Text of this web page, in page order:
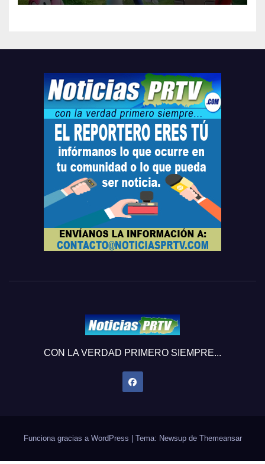
CON LA VERDAD PRIMERO SIEMPRE...
Funciona gracias a WordPress | Tema: Newsup de Themeansar